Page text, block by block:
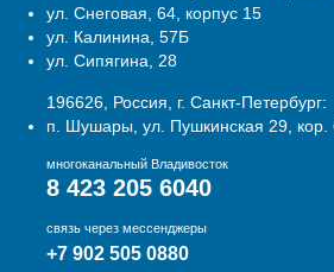
ул. Снеговая, 64, корпус 15
ул. Калинина, 57Б
ул. Сипягина, 28
196626, Россия, г. Санкт-Петербург:
п. Шушары, ул. Пушкинская 29, кор.
многоканальный Владивосток
8 423 205 6040
связь через мессенджеры
+7 902 505 0880